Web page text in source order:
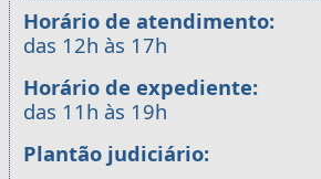
Horário de atendimento:
das 12h às 17h
Horário de expediente:
das 11h às 19h
Plantão judiciário: